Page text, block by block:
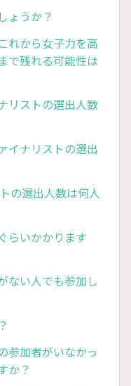
ょうか？
れから女子力を高
で残れる可能性は
リストの選出人数
イナリストの選出
の選出人数は何人
らいかかります
ない人でも参加し
参加者がいなかっ
か？